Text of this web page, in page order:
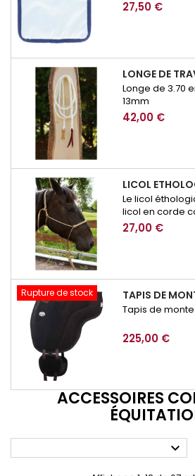
système de
27,50 €
Longe de 3.70
13mm
42,00 €
LICOL
Le licol
licol en corde
pied,
avec le cheval.
27,00 €
Rupture de stock
Tapis de
225,00 €
ACCESSOIRES
